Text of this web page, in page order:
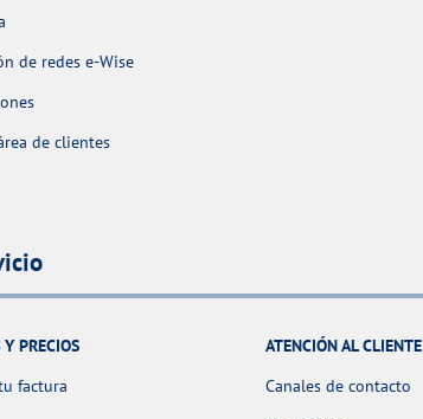
de redes e-Wise
de clientes
Y PRECIOS
factura
ATENCIÓN AL CLIENTE
Canales de contacto